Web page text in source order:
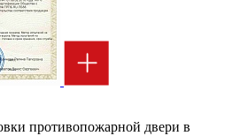
противопожарной двери в